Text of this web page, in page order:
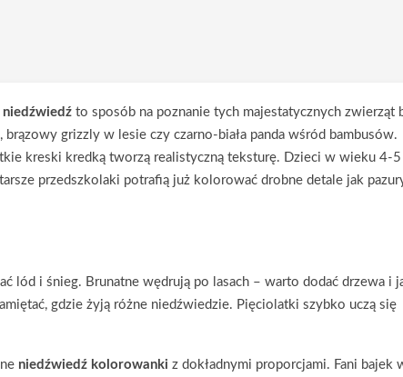
niedźwiedź to sposób na poznanie tych majestatycznych zwierząt
grizzly w lesie czy czarno-biała panda wśród bambusów.
kreski kredką tworzą realistyczną teksturę. Dzieci w wieku 4-
przedszkolaki potrafią już kolorować drobne detale jak
lód i śnieg. Brunatne wędrują po lasach – warto dodać drzewa i
gdzie żyją różne niedźwiedzie. Pięciolatki szybko uczą się
niedźwiedź kolorowanki z dokładnymi proporcjami. Fani bajek